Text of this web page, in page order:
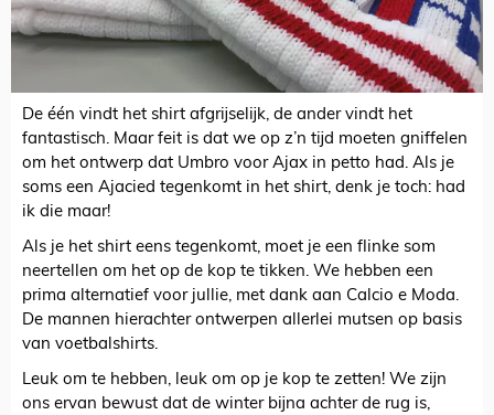
De één vindt het shirt afgrijselijk, de ander vindt het
fantastisch. Maar feit is dat we op z’n tijd moeten gniffelen
om het ontwerp dat Umbro voor Ajax in petto had. Als je
soms een Ajacied tegenkomt in het shirt, denk je toch: had
ik die maar!
Als je het shirt eens tegenkomt, moet je een flinke som
neertellen om het op de kop te tikken. We hebben een
prima alternatief voor jullie, met dank aan Calcio e Moda.
De mannen hierachter ontwerpen allerlei mutsen op basis
van voetbalshirts.
Leuk om te hebben, leuk om op je kop te zetten! We zijn
ons ervan bewust dat de winter bijna achter de rug is,